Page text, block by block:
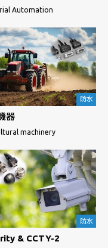
Automation
器
防水
machinery
& CCTY-2
防水